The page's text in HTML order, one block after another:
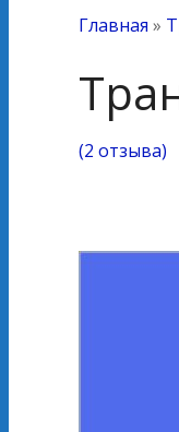
Главная »
(2 отзыва)